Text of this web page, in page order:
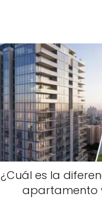
¿Cuál es la
apartamento